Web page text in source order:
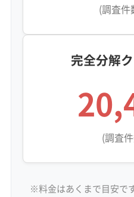
(調査件
完全分解
(調査
※料金はあくまで目安で